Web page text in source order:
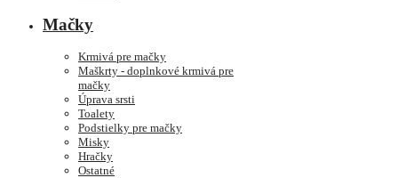
Mačky
Krmivá pre mačky
Maškrty - doplnkové krmivá pre
mačky
Úprava srsti
Toalety
Podstielky pre mačky
Misky
Hračky
Ostatné